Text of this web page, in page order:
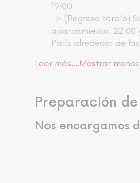
19:00
-> (Regreso tardío)
aparcamiento: 22:00
París alrededor de
Leer más....Mostrar menos
Preparación
Nos encargamos